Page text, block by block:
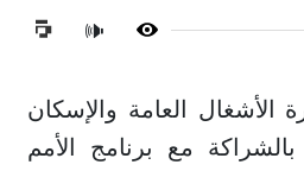
🔊
الأشغال العامة والإسكان
مع برنامج الأمم